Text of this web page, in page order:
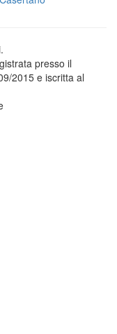
presso il
2015 e iscritta al